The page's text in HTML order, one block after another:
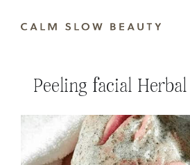
Peeling facial Herbal